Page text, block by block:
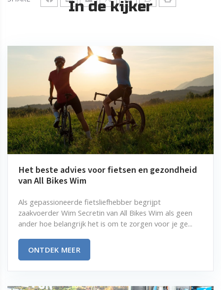
In de kijker
Het beste advies voor fietsen en gezondheid
van All Bikes Wim
Als gepassioneerde fietsliefhebber begrijpt
zaakvoerder Wim Secretin van All Bikes Wim als geen
ander hoe belangrijk het is om te zorgen voor je ge...
ONTDEK MEER